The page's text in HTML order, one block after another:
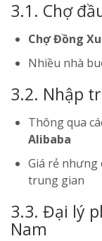
3.1. Chợ
Chợ Đồng
Nhiều nhà
3.2. Nhập
Thông qua
Alibaba
Giá rẻ nhưng
trung gian
3.3. Đại lý
Nam